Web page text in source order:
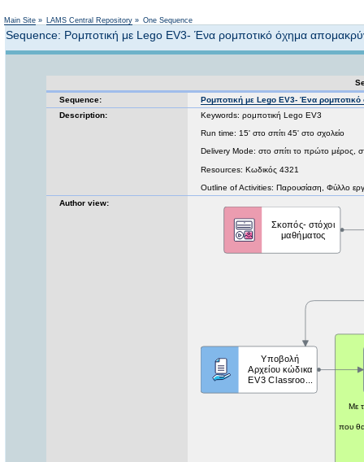
Main Site » LAMS Central Repository » One Sequence
Sequence: Ρομποτική με Lego EV3- Ένα ρομποτικό όχημα
Sequence:
Ρομποτική με Lego EV3- Ένα ρομποτικό
Description:
Keywords: ρομποτική Lego EV3
Run time: 15' στο σπίτι 45' στο σχολείο
Delivery Mode: στο σπίτι το πρώτο μέρος,
Resources: Κωδικός 4321
Outline of Activities: Παρουσίαση, Φύλλο
Author view: